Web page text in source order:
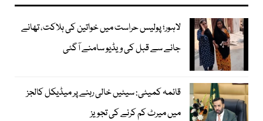
لاہور؛ پولیس حراست میں خواتین کی ہلاکت، تھانے
جانے سے قبل کی ویڈیو سامنے آگئی
قائمہ کمیٹی: سیٹیں خالی رہنے پر میڈیکل کالجز
میں میرٹ کم کرنے کی تجویز